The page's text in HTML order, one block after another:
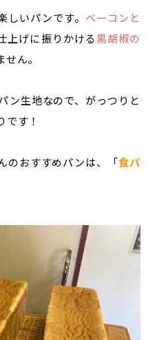
いパンです。 ベーコンと
上げに振りかける黒胡椒の
ん。
ン生地なので、がっつりと
す！
のおすすめパンは、「食パ